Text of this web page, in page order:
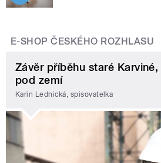
E-SHOP ČESKÉHO ROZHLASU
Závěr příběhu staré
pod zemí
Karin Lednická, spisovatelka